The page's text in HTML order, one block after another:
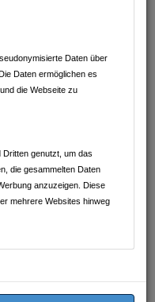
Daten über
Daten ermöglichen es
die Webseite zu
genutzt, um das
die gesammelten Daten
anzuzeigen. Diese
mehrere Websites hinweg